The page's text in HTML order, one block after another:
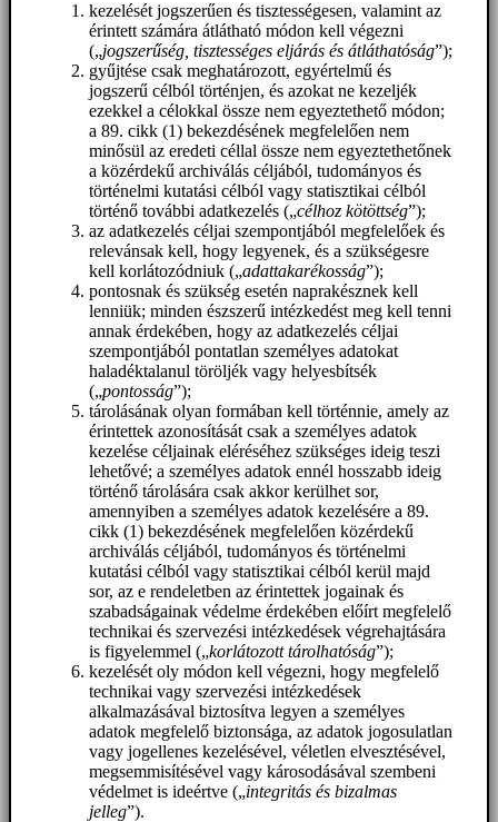
kezelését jogszerűen és tisztességesen, valamint az
érintett számára átlátható módon kell végezni
(„jogszerűség, tisztességes eljárás és átláthatóság”);
gyűjtése csak meghatározott, egyértelmű és
jogszerű célból történjen, és azokat ne kezeljék
ezekkel a célokkal össze nem egyeztethető módon;
a 89. cikk (1) bekezdésének megfelelően nem
minősül az eredeti céllal össze nem egyeztethetőnek
a közérdekű archiválás céljából, tudományos és
történelmi kutatási célból vagy statisztikai célból
történő további adatkezelés („célhoz kötöttség”);
az adatkezelés céljai szempontjából megfelelőek és
relevánsak kell, hogy legyenek, és a szükségesre
kell korlátozódniuk („adattakarékosság”);
pontosnak és szükség esetén naprakésznek kell
lenniük; minden észszerű intézkedést meg kell tenni
annak érdekében, hogy az adatkezelés céljai
szempontjából pontatlan személyes adatokat
haladéktalanul töröljék vagy helyesbítsék
(„pontosság”);
tárolásának olyan formában kell történnie, amely az
érintettek azonosítását csak a személyes adatok
kezelése céljainak eléréséhez szükséges ideig teszi
lehetővé; a személyes adatok ennél hosszabb ideig
történő tárolására csak akkor kerülhet sor,
amennyiben a személyes adatok kezelésére a 89.
cikk (1) bekezdésének megfelelően közérdekű
archiválás céljából, tudományos és történelmi
kutatási célból vagy statisztikai célból kerül majd
sor, az e rendeletben az érintettek jogainak és
szabadságainak védelme érdekében előírt megfelelő
technikai és szervezési intézkedések végrehajtására
is figyelemmel („korlátozott tárolhatóság”);
kezelését oly módon kell végezni, hogy megfelelő
technikai vagy szervezési intézkedések
alkalmazásával biztosítva legyen a személyes
adatok megfelelő biztonsága, az adatok jogosulatlan
vagy jogellenes kezelésével, véletlen elvesztésével,
megsemmisítésével vagy károsodásával szembeni
védelmet is ideértve („integritás és bizalmas
jelleg”).